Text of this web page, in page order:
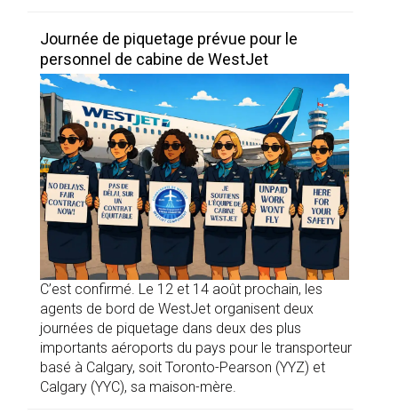
Journée de piquetage prévue pour le
personnel de cabine de WestJet
C’est confirmé. Le 12 et 14 août prochain, les
agents de bord de WestJet organisent deux
journées de piquetage dans deux des plus
importants aéroports du pays pour le transporteur
basé à Calgary, soit Toronto-Pearson (YYZ) et
Calgary (YYC), sa maison-mère.